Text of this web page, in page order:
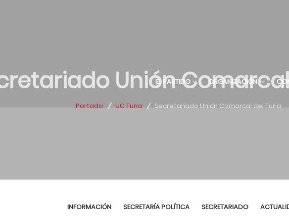
EL PARTIDO ORGANIZACIÓN
Unión
Portada UC Turia Secretariado Unión Comarcal del Turia
INFORMACIÓN SECRETARÍA POLÍTICA SECRETARIADO